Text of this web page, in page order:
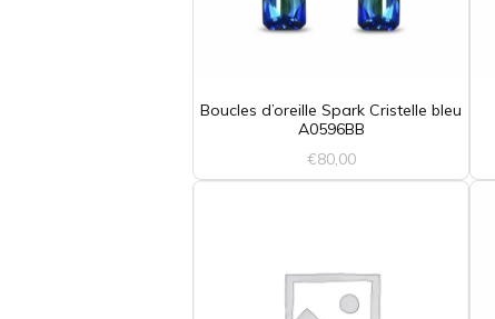
Boucles d’oreille Spark Cristelle bleu
A0596BB
€80,00